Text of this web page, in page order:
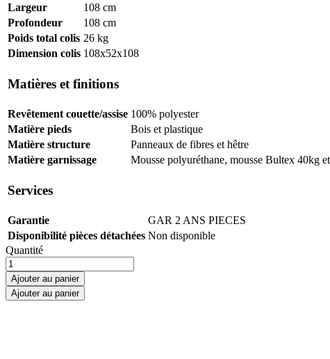
Largeur
108 cm
Profondeur
108 cm
Poids total colis 26 kg
Dimension colis 108x52x108
Matières et finitions
Revêtement couette/assise 100% polyester
Matière pieds
Bois et plastique
Matière structure
Panneaux de fibres et hêtre
Matière garnissage
Mousse polyuréthane, mousse Bultex 40kg
Services
Garantie
GAR 2 ANS PIECES
Disponibilité pièces détachées Non disponible
Pouf
WILLEM
coloris
gris
quantity
Quantité
Ajouter au panier
Ajouter au panier